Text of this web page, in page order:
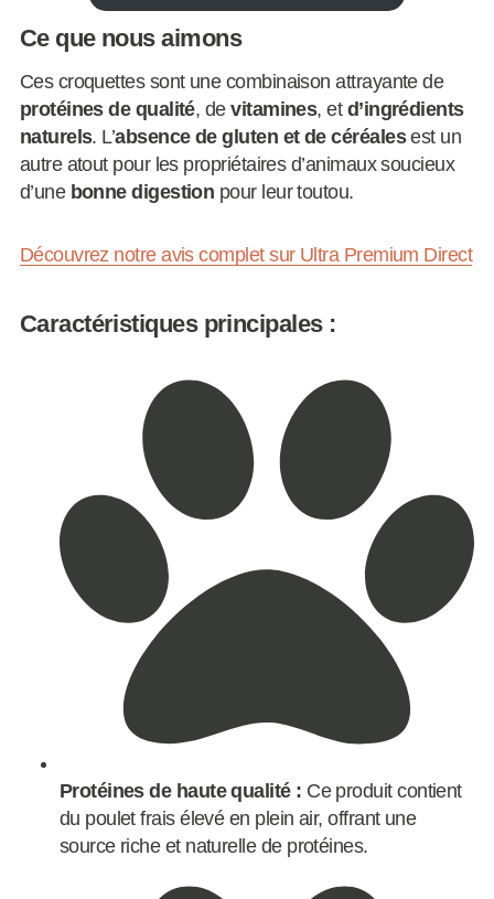
Ce que nous aimons
Ces croquettes sont une combinaison attrayante de
protéines de qualité, devitamines, et d’ingrédients
naturels. L’absence de gluten et de céréalesest un
autre atout pour les propriétaires d’animaux soucieux
d’une bonne digestion pour leur toutou.
Découvrez notre avis complet sur Ultra Premium Direct
Caractéristiques principales :
Protéines de haute qualité : Ce produit contient
du poulet frais élevé en plein air, offrant une
source riche et naturelle de protéines.